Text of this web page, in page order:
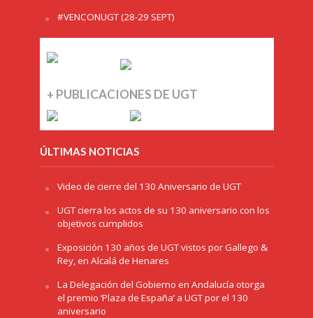
#VENCONUGT (28-29 SEPT)
+ PUBLICACIONES DE UGT
ÚLTIMAS NOTICIAS
Video de cierre del 130 Aniversario de UGT
UGT cierra los actos de su 130 aniversario con los
objetivos cumplidos
Exposición 130 años de UGT vistos por Gallego &
Rey, en Alcalá de Henares
La Delegación del Gobierno en Andalucía otorga
el premio ‘Plaza de España’ a UGT por el 130
aniversario